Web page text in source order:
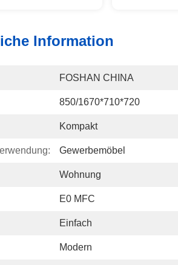
Information
FOSHAN CHINA
850/1670*710*720
Kompakt
Gewerbemöbel
Wohnung
E0 MFC
Einfach
Modern